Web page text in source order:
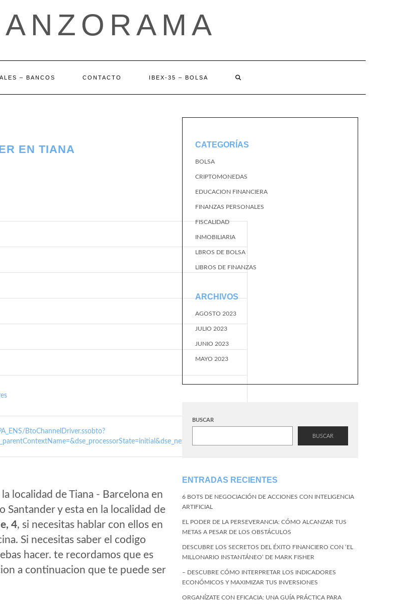
– BANCOS CONTACTO IBEX-35 – BOLSA
EN TIANA
BtoChannelDriver.ssobto?
localidad de Tiana - Barcelona en
Santander y esta en la localidad de
4, si necesitas hablar con ellos en
Si necesitas saber el codigo
hacer. te recordamos que es
a continuacion que te puede ser
CATEGORÍAS
BOLSA
CRIPTOMONEDAS
EDUCACION FINANCIERA
FINANZAS PERSONALES
FISCALIDAD
INMOBILIARIA
LBROS DE BOLSA
LIBROS DE FINANZAS
ARCHIVOS
AGOSTO 2023
JULIO 2023
JUNIO 2023
MAYO 2023
BUSCAR
BUSCAR
ENTRADAS RECIENTES
6 BOTS DE NEGOCIACIÓN DE ACCIONES CON INTELIGENCIA
ARTIFICIAL
EL PODER DE LA PERSEVERANCIA: CÓMO ALCANZAR TUS
METAS A PESAR DE LOS OBSTÁCULOS
DESCUBRE LOS SECRETOS DEL ÉXITO FINANCIERO CON ‘EL
MILLONARIO INSTANTÁNEO’ DE MARK FISHER
– DESCUBRE CÓMO INTERPRETAR LOS INDICADORES
ECONÓMICOS Y MAXIMIZAR TUS INVERSIONES
ORGANÍZATE CON EFICACIA: UNA GUÍA PRÁCTICA PARA